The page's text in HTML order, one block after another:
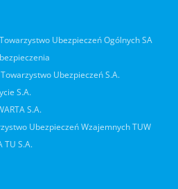
Ubezpieczeń Ogólnych SA
Towarzystwo Ubezpieczeń S.A.
S.A.
S.A.
Ubezpieczeń Wzajemnych TUW
TU S.A.